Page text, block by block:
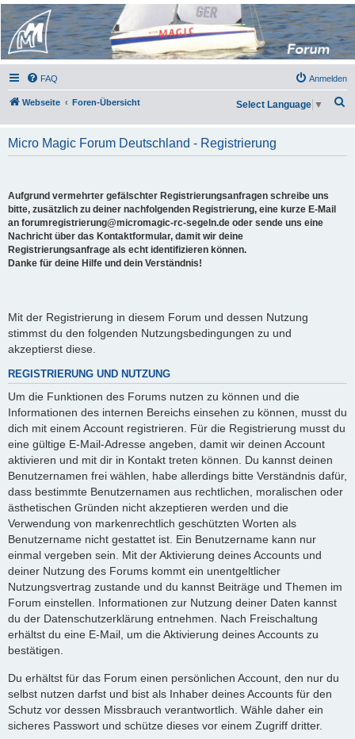
Micro Magic Forum
Deutschland
FAQ Anmelden
Webseite Foren-Übersicht
h
Select Language ▼
Micro Magic Forum Deutschland - Registrierung
Aufgrund vermehrter gefälschter Registrierungsanfragen schreibe uns
bitte, zusätzlich zu deiner nachfolgenden Registrierung, eine kurze E-Mail
an forumregistrierung@micromagic-rc-segeln.de oder sende uns eine
Nachricht über das Kontaktformular, damit wir deine
Registrierungsanfrage als echt identifizieren können.
Danke für deine Hilfe und dein Verständnis!
Mit der Registrierung in diesem Forum und dessen Nutzung
stimmst du den folgenden Nutzungsbedingungen zu und
akzeptierst diese.
REGISTRIERUNG UND NUTZUNG
Um die Funktionen des Forums nutzen zu können und die
Informationen des internen Bereichs einsehen zu können, musst du
dich mit einem Account registrieren. Für die Registrierung musst du
eine gültige E-Mail-Adresse angeben, damit wir deinen Account
aktivieren und mit dir in Kontakt treten können. Du kannst deinen
Benutzernamen frei wählen, habe allerdings bitte Verständnis dafür,
dass bestimmte Benutzernamen aus rechtlichen, moralischen oder
ästhetischen Gründen nicht akzeptieren werden und die
Verwendung von markenrechtlich geschützten Worten als
Benutzername nicht gestattet ist. Ein Benutzername kann nur
einmal vergeben sein. Mit der Aktivierung deines Accounts und
deiner Nutzung des Forums kommt ein unentgeltlicher
Nutzungsvertrag zustande und du kannst Beiträge und Themen im
Forum einstellen. Informationen zur Nutzung deiner Daten kannst
du der Datenschutzerklärung entnehmen. Nach Freischaltung
erhältst du eine E-Mail, um die Aktivierung deines Accounts zu
bestätigen.
Du erhältst für das Forum einen persönlichen Account, den nur du
selbst nutzen darfst und bist als Inhaber deines Accounts für den
Schutz vor dessen Missbrauch verantwortlich. Wähle daher ein
sicheres Passwort und schütze dieses vor einem Zugriff dritter.